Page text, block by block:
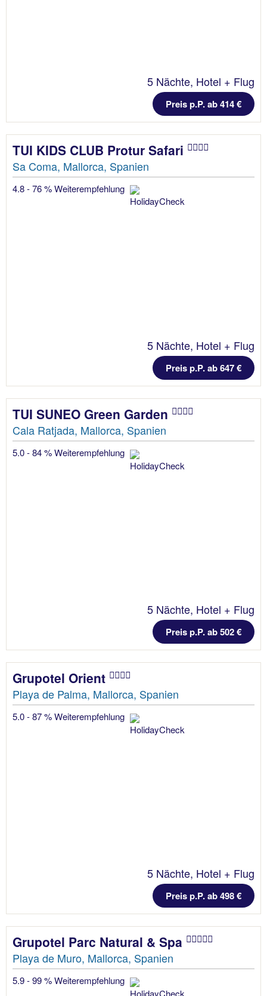
5 Nächte, Hotel + Flug
Preis p.P. ab 414 €
TUI KIDS CLUB Protur Safari
Sa Coma, Mallorca, Spanien
4.8 - 76 % Weiterempfehlung
5 Nächte, Hotel + Flug
Preis p.P. ab 647 €
TUI SUNEO Green Garden
Cala Ratjada, Mallorca, Spanien
5.0 - 84 % Weiterempfehlung
5 Nächte, Hotel + Flug
Preis p.P. ab 502 €
Grupotel Orient
Playa de Palma, Mallorca, Spanien
5.0 - 87 % Weiterempfehlung
5 Nächte, Hotel + Flug
Preis p.P. ab 498 €
Grupotel Parc Natural & Spa
Playa de Muro, Mallorca, Spanien
5.9 - 99 % Weiterempfehlung